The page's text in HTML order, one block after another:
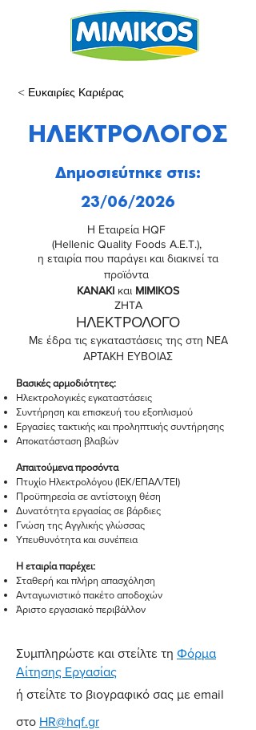
< Ευκαιρίες Καριέρας
ΗΛΕΚΤΡΟΛΟΓΟΣ
Δημοσιεύτηκε στις:
23/06/2026
Η Εταιρεία HQF
(Hellenic Quality Foods A.E.T.),
η εταιρία που παράγει και διακινεί τα
προϊόντα
KANAKI και MIMIKOS
ZHTA
ΗΛΕΚΤΡΟΛΟΓΟ
Με έδρα τις εγκαταστάσεις της στη ΝΕΑ
ΑΡΤΑΚΗ ΕΥΒΟΙΑΣ
Βασικές αρμοδιότητες:
Ηλεκτρολογικές εγκαταστάσεις
Συντήρηση και επισκευή του εξοπλισμού
Εργασίες τακτικής και προληπτικής συντήρησης
Αποκατάσταση βλαβών
Απαιτούμενα προσόντα
Πτυχίο Ηλεκτρολόγου (ΙΕΚ/ΕΠΑΛ/ΤΕΙ)
Προϋπηρεσία σε αντίστοιχη θέση
Δυνατότητα εργασίας σε βάρδιες
Γνώση της Αγγλικής γλώσσας
Υπευθυνότητα και συνέπεια
Η εταιρία παρέχει:
Σταθερή και πλήρη απασχόληση
Ανταγωνιστικό πακέτο αποδοχών
Άριστο εργασιακό περιβάλλον
Συμπληρώστε και στείλτε τη Φόρμα
Αίτησης Εργασίας
ή στείλτε το βιογραφικό σας με email
στο HR@hqf.gr